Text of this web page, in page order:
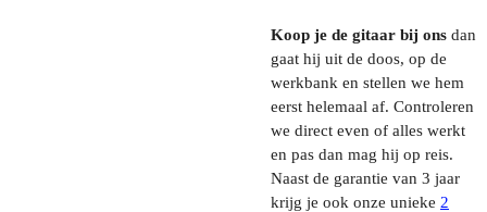
Koop je de gitaar bij ons dan
gaat hij uit de doos, op de
werkbank en stellen we hem
eerst helemaal af. Controleren
we direct even of alles werkt
en pas dan mag hij op reis.
Naast de garantie van 3 jaar
krijg je ook onze unieke 2